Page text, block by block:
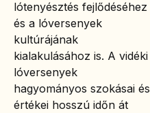
lótenyésztés fejlődéséhez
és a lóversenyek
kultúrájának
kialakulásához is. A vidéki
lóversenyek
hagyományos szokásai és
értékei hosszú időn át